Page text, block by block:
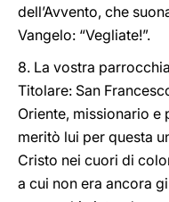
dell’Avvento, che
Vangelo: “Vegliate!”.
8. La vostra
Titolare: San
Oriente, missionario e
meritò lui per questa
Cristo nei cuori di
a cui non era ancora